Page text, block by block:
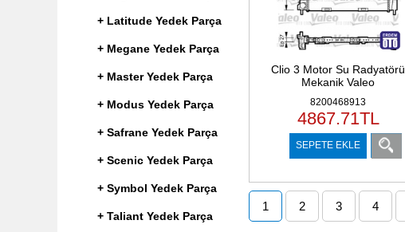
+ Latitude Yedek Parça
+ Megane Yedek Parça
+ Master Yedek Parça
+ Modus Yedek Parça
+ Safrane Yedek Parça
+ Scenic Yedek Parça
+ Symbol Yedek Parça
+ Taliant Yedek Parça
Clio 3 Motor Su Radyatörü
Mekanik Valeo
8200468913
4867.71TL
SEPETE EKLE
1 2 3 4